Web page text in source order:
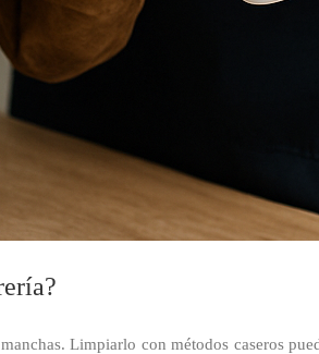
Limpiarlo con métodos caseros